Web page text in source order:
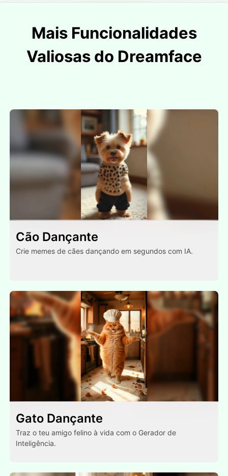
Mais Funcionalidades
Valiosas do Dreamface
Cão Dançante
Crie memes de cães dançando em segundos com IA.
Gato Dançante
Traz o teu amigo felino à vida com o Gerador de
Inteligência.